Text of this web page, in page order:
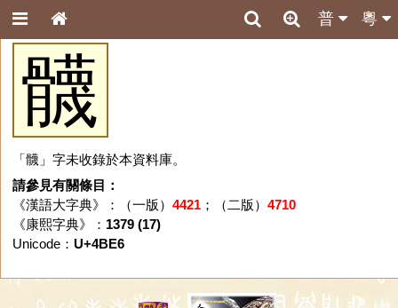
粵
普
䯦
「䯦」字未收錄於本資料庫。
請參見有關條目：
《漢語大字典》：（一版） 4421；（二版） 4710
《康熙字典》： 1379 (17)
Unicode： U+4BE6